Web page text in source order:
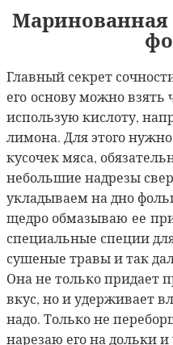
Маринованная
Главный секрет
его основу можно взять
использую кислоту,
лимона. Для этого
кусочек мяса,
небольшие надрезы
укладываем на дно
щедро обмазываю ее
специальные специи
сушеные травы и так
Она не только придает
вкус, но и удерживает
надо. Только не
нарезаю его на дольки